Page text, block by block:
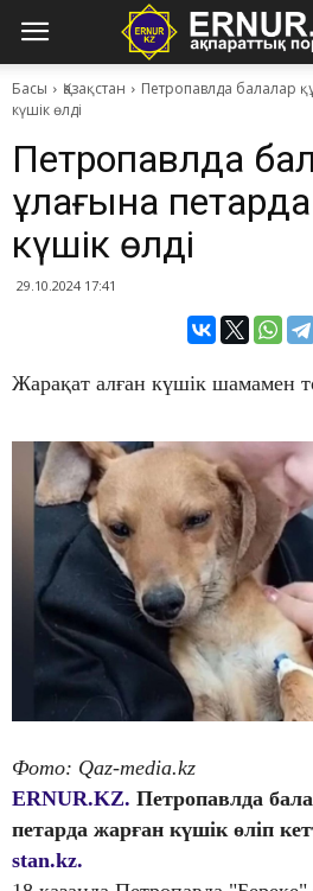
Басы Қазақстан
Петропавлда балалар
күшік өлді
Петропавлда
құлағына
күшік өлді
29.10.2024 17:41
Жарақат алған күшік шамамен
Фото: Qaz-media.kz
ERNUR.KZ. Петропавлда
петарда жарған күшік өліп
stan.kz.